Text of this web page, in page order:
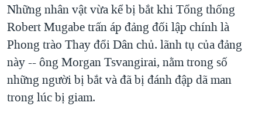
GIÁO DỤC
CHI PHÍ CHIẾN TRANH AFGHANISTAN
CÁC GIÁ TRỊ CỘNG HÒA Ở VIỆT NAM
THƯỢNG ĐỈNH TRUMP-KIM TẠI VIỆT NAM
TRỊNH VĨNH BÌNH VS. CHÍNH PHỦ VIỆT NAM
NGƯ DÂN VIỆT VÀ LÀN SÓNG TRỘM HẢI SÂM
Những nhân vật vừa kể bị bắt khi Tổng thống
Robert Mugabe trấn áp đảng đối lập chính là
Phong trào Thay đổi Dân chủ. lãnh tụ của đảng
này -- ông Morgan Tsvangirai, nằm trong số
những người bị bắt và đã bị đánh đập dã man
trong lúc bị giam.